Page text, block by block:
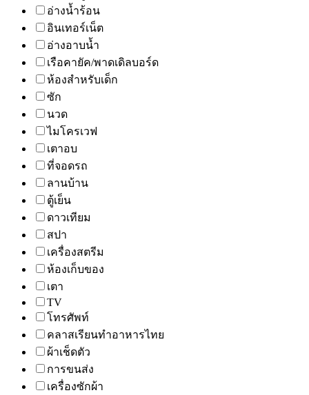
อ่างน้ำร้อน
อินเทอร์เน็ต
อ่างอาบน้ำ
เรือคายัค/พาดเดิลบอร์ด
ห้องสำหรับเด็ก
ซัก
นวด
ไมโครเวฟ
เตาอบ
ที่จอดรถ
ลานบ้าน
ตู้เย็น
ดาวเทียม
สปา
เครื่องสตรีม
ห้องเก็บของ
เตา
TV
โทรศัพท์
คลาสเรียนทำอาหารไทย
ผ้าเช็ดตัว
การขนส่ง
เครื่องซักผ้า